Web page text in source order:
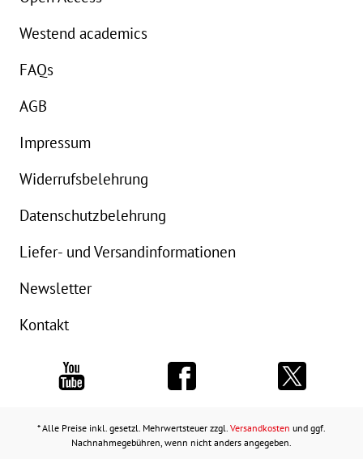
Westend academics
FAQs
AGB
Impressum
Widerrufsbelehrung
Datenschutzbelehrung
Liefer- und Versandinformationen
Newsletter
Kontakt
* Alle Preise inkl. gesetzl. Mehrwertsteuer zzgl. Versandkosten und ggf.
Nachnahmegebühren, wenn nicht anders angegeben.